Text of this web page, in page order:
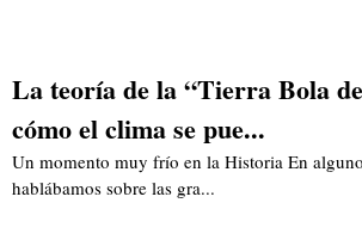
La teoría de la “Tierra Bola
cómo el clima se pue...
Un momento muy frío en la Historia En
hablábamos sobre las gra...